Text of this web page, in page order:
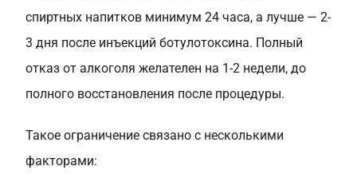
спиртных напитков минимум 24 часа, а лучше — 2-
3 дня после инъекций ботулотоксина. Полный
отказ от алкоголя желателен на 1-2 недели, до
полного восстановления после процедуры.
Такое ограничение связано с несколькими
факторами: